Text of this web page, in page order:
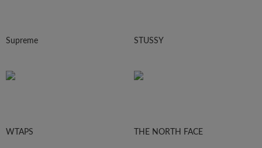
Supreme STUSSY
WTAPS THE NORTH FACE